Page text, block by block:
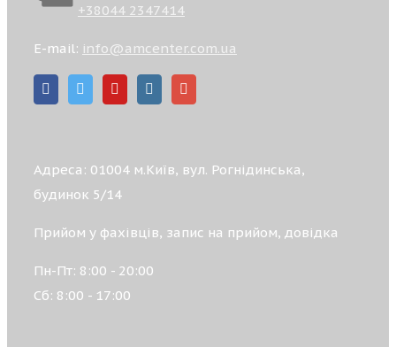
+38044 2347414
E-mail: info@amcenter.com.ua
Адреса: 01004 м.Київ, вул. Рогнідинська,
будинок 5/14
Прийом у фахівців, запис на прийом, довідка
Пн-Пт: 8:00 - 20:00
Сб: 8:00 - 17:00